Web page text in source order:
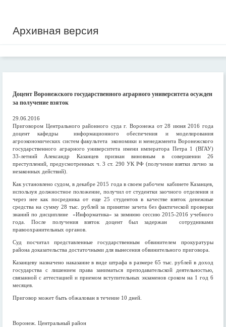
Архивная версия
Доцент Воронежского государственного аграрного университета осужден
за получение взяток
29.06.2016
Приговором Центрального районного суда г. Воронежа от 28 июня 2016 года
доцент кафедры информационного обеспечения и моделирования
агроэкономических систем факультета экономики и менеджмента Воронежского
государственного аграрного университета имени императора Петра 1 (ВГАУ)
33-летний Александр Казанцев признан виновным в совершении 26
преступлений, предусмотренных ч. 3 ст. 290 УК РФ (получение взятки лично за
незаконных действий).
Как установлено судом, в декабре 2015 года в своем рабочем кабинете Казанцев,
используя должностное положение, получил от студентки заочного отделения и
через нее как посредника от еще 25 студентов в качестве взяток денежные
средства на сумму 28 тыс. рублей за принятие зачета без фактической проверки
знаний по дисциплине «Информатика» за зимнюю сессию 2015-2016 учебного
года. После получения взяток доцент был задержан сотрудниками
правоохранительных органов.
Суд посчитал представленные государственным обвинителем прокуратуры
района доказательства достаточными для вынесения обвинительного приговора.
Казанцеву назначено наказание в виде штрафа в размере 65 тыс. рублей в доход
государства с лишением права заниматься преподавательской деятельностью,
связанной с аттестацией и приемом вступительных экзаменов сроком на 1 год 6
месяцев.
Приговор может быть обжалован в течение 10 дней.
Воронеж. Центральный район